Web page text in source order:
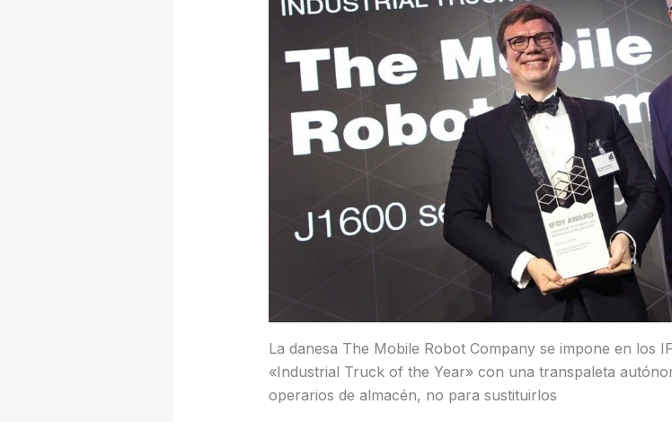
La danesa The Mobile Robot Company se impone en los
«Industrial Truck of the Year» con una transpaleta
operarios de almacén, no para sustituirlos